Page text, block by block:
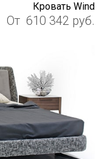
Кровать Wind
От 610 342 руб.